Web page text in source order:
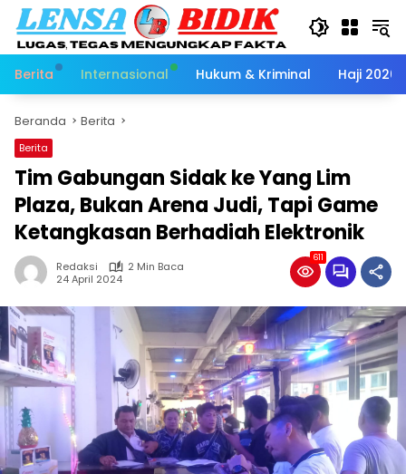
Langsung
konten
Berita
Internasional Hukum & Kriminal Haji 2026
Beranda Berita
Berita
Tim Gabungan Sidak ke Yang Lim
Plaza, Bukan Arena Judi, Tapi Game
Ketangkasan Berhadiah Elektronik
Redaksi
2 Min Baca
24 April 2024
611